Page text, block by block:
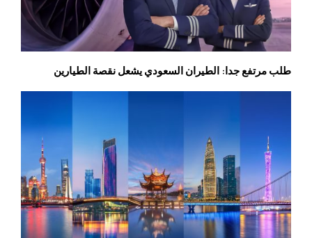
طلب مرتفع جدا: الطيران السعودي يشعل نقصة الطيارين